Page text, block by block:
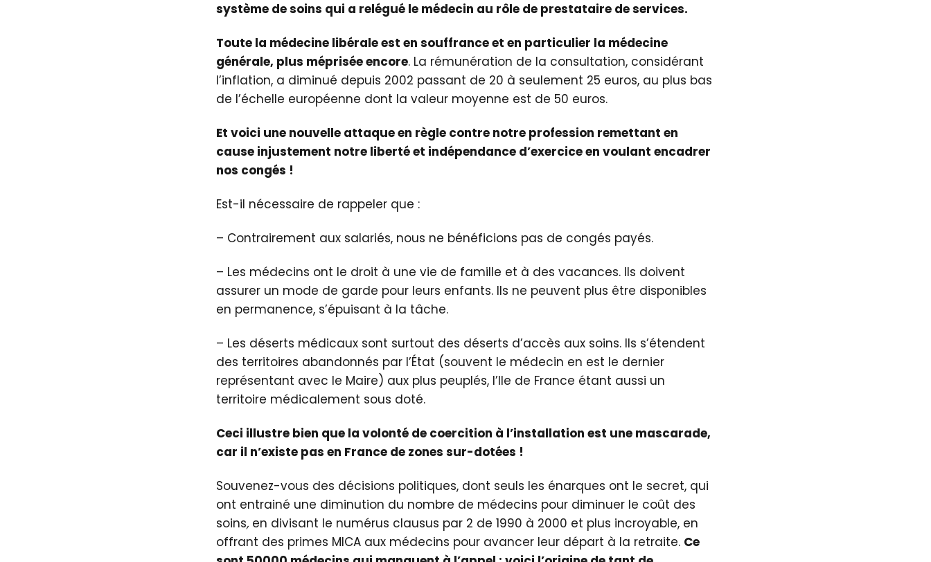
système de soins qui a relégué le médecin au rôle de prestataire de services.
Toute la médecine libérale est en souffrance et en particulier la médecine
générale, plus méprisée encore. La rémunération de la consultation, considérant
l’inflation, a diminué depuis 2002 passant de 20 à seulement 25 euros, au plus bas
de l’échelle européenne dont la valeur moyenne est de 50 euros.
Et voici une nouvelle attaque en règle contre notre profession remettant en
cause injustement notre liberté et indépendance d’exercice en voulant encadrer
nos congés !
Est-il nécessaire de rappeler que :
– Contrairement aux salariés, nous ne bénéficions pas de congés payés.
– Les médecins ont le droit à une vie de famille et à des vacances. Ils doivent
assurer un mode de garde pour leurs enfants. Ils ne peuvent plus être disponibles
en permanence, s’épuisant à la tâche.
– Les déserts médicaux sont surtout des déserts d’accès aux soins. Ils s’étendent
des territoires abandonnés par l’État (souvent le médecin en est le dernier
représentant avec le Maire) aux plus peuplés, l’Ile de France étant aussi un
territoire médicalement sous doté.
Ceci illustre bien que la volonté de coercition à l’installation est une mascarade,
car il n’existe pas en France de zones sur-dotées !
Souvenez-vous des décisions politiques, dont seuls les énarques ont le secret, qui
ont entrainé une diminution du nombre de médecins pour diminuer le coût des
soins, en divisant le numérus clausus par 2 de 1990 à 2000 et plus incroyable, en
offrant des primes MICA aux médecins pour avancer leur départ à la retraite. Ce